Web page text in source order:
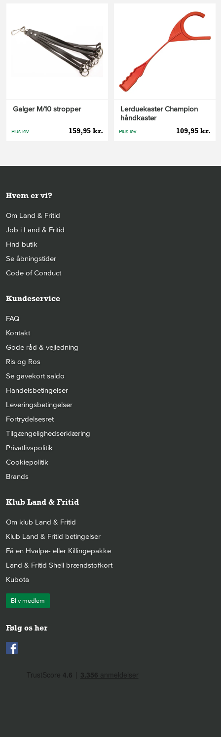
Galger M/10 stropper
159,95 kr.
Plus lev.
Lerduekaster Champion
håndkaster
109,95 kr.
Plus lev.
Hvem er vi?
Om Land & Fritid
Job i Land & Fritid
Find butik
Se åbningstider
Code of Conduct
Kundeservice
FAQ
Kontakt
Gode råd & vejledning
Ris og Ros
Se gavekort saldo
Handelsbetingelser
Leveringsbetingelser
Fortrydelsesret
Tilgængelighedserklæring
Privatlivspolitik
Cookiepolitik
Brands
Klub Land & Fritid
Om klub Land & Fritid
Klub Land & Fritid betingelser
Få en Hvalpe- eller Killingepakke
Land & Fritid Shell brændstofkort
Kubota
Bliv medlem
Følg os her